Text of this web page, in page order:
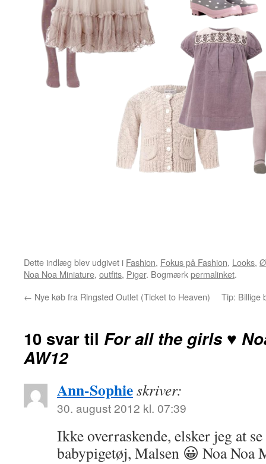
Dette indlæg blev udgivet i Fashion, Fokus på Fashion, Looks,
Noa Noa Miniature, outfits, Piger. Bogmærkpermalinket.
← Nye køb fra Ringsted Outlet (Ticket to Heaven) Tip: Billige
10 svar til For all the girls ♥
AW12
Ann-Sophieskriver:
30. august 2012 kl. 07:39
Ikke overraskende, elsker jeg at
babypigetøj, Malsen 😀 Noa Noa